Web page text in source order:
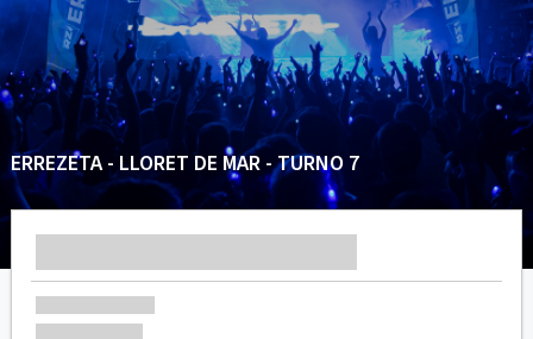
ERREZETA - LLORET DE MAR - TURNO 7